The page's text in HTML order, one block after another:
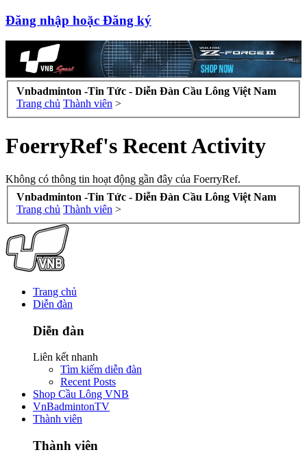
Đăng nhập hoặc Đăng ký
Vnbadminton -Tin Tức - Diễn Đàn Cầu Lông Việt Nam
Trang chủ Thành viên >
FoerryRef's Recent Activity
Không có thông tin hoạt động gần đây của FoerryRef.
Vnbadminton -Tin Tức - Diễn Đàn Cầu Lông Việt Nam
Trang chủ Thành viên >
Trang chủ
Diễn đàn
Diễn đàn
Liên kết nhanh
Tìm kiếm diễn đàn
Recent Posts
Shop Cầu Lông VNB
VnBadmintonTV
Thành viên
Thành viên